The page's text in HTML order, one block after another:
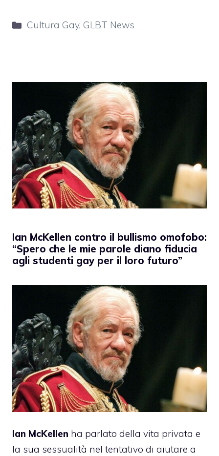
Categorie
Cultura Gay, GLBT News
Ian McKellen contro il bullismo omofobo:
“Spero che le mie parole diano fiducia
agli studenti gay per il loro futuro”
Ian McKellen ha parlato della vita privata e
la sua sessualità nel tentativo di aiutare a